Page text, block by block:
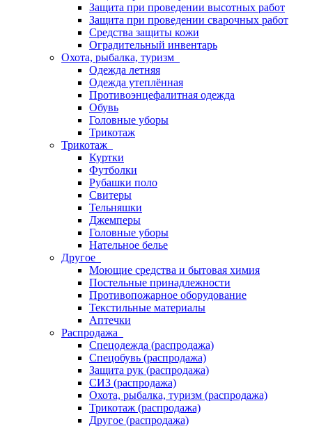
Защита при проведении высотных работ
Защита при проведении сварочных работ
Средства защиты кожи
Оградительный инвентарь
Охота, рыбалка, туризм
Одежда летняя
Одежда утеплённая
Противоэнцефалитная одежда
Обувь
Головные уборы
Трикотаж
Трикотаж
Куртки
Футболки
Рубашки поло
Свитеры
Тельняшки
Джемперы
Головные уборы
Нательное белье
Другое
Моющие средства и бытовая химия
Постельные принадлежности
Противопожарное оборудование
Текстильные материалы
Аптечки
Распродажа
Спецодежда (распродажа)
Спецобувь (распродажа)
Защита рук (распродажа)
СИЗ (распродажа)
Охота, рыбалка, туризм (распродажа)
Трикотаж (распродажа)
Другое (распродажа)